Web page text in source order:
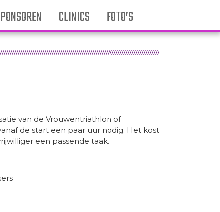
CLINICS FOTO’S
van de Vrouwentriathlon of
de start een paar uur nodig. Het kost
een passende taak.